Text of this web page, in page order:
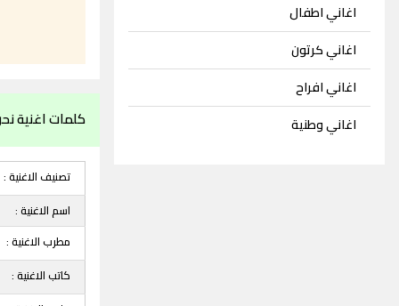
اغاني اطفال
اغاني كرتون
اغاني افراح
اغاني وطنية
كلمات اغنية
تصنيف الاغنية :
اسم الاغنية :
مطرب الاغنية :
كاتب الاغنية :